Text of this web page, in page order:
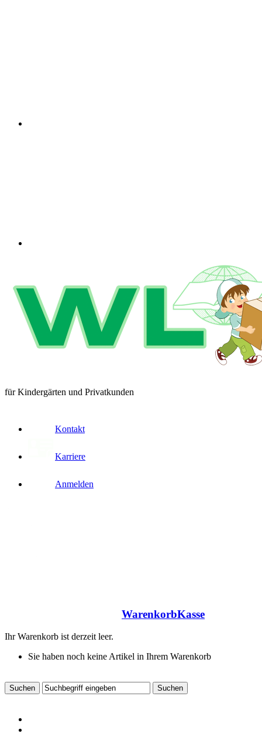
für Kindergärten und Privatkunden
Kontakt
Karriere
Anmelden
WarenkorbKasse
Ihr Warenkorb ist derzeit leer.
Sie haben noch keine Artikel in Ihrem Warenkorb